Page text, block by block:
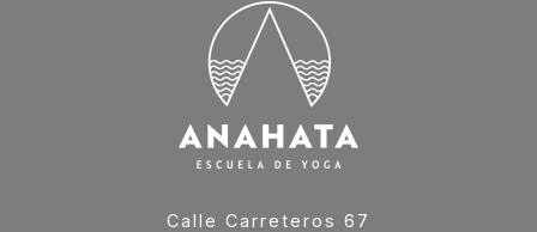
Calle Carreteros 67